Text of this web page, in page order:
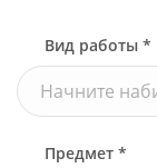
Вид работы *
Начните
Предмет *